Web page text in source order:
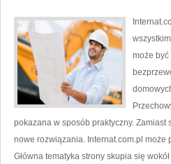
może
pokazana w sposób praktyczny.
nowe rozwiązania. Internat.com.pl może
Główna tematyka strony skupia się